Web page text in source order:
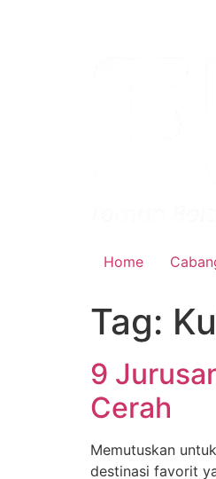
Home
Tag:
9
Cerah
Memutuskan
destinasi favorit